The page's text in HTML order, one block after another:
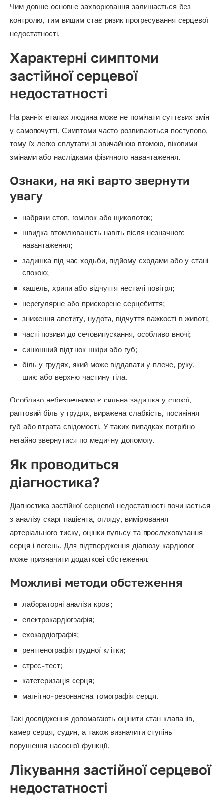
Чим довше основне захворювання залишається без
контролю, тим вищим стає ризик прогресування серцевої
недостатності.
Характерні симптоми
застійної серцевої
недостатності
На ранніх етапах людина може не помічати суттєвих змін
у самопочутті. Симптоми часто розвиваються поступово,
тому їх легко сплутати зі звичайною втомою, віковими
змінами або наслідками фізичного навантаження.
Ознаки, на які варто звернути
увагу
набряки стоп, гомілок або щиколоток;
швидка втомлюваність навіть після незначного
навантаження;
задишка під час ходьби, підйому сходами або у стані
спокою;
кашель, хрипи або відчуття нестачі повітря;
нерегулярне або прискорене серцебиття;
зниження апетиту, нудота, відчуття важкості в животі;
часті позиви до сечовипускання, особливо вночі;
синюшний відтінок шкіри або губ;
біль у грудях, який може віддавати у плече, руку,
шию або верхню частину тіла.
Особливо небезпечними є сильна задишка у спокої,
раптовий біль у грудях, виражена слабкість, посиніння
губ або втрата свідомості. У таких випадках потрібно
негайно звернутися по медичну допомогу.
Як проводиться
діагностика?
Діагностика застійної серцевої недостатності починається
з аналізу скарг пацієнта, огляду, вимірювання
артеріального тиску, оцінки пульсу та прослуховування
серця і легень. Для підтвердження діагнозу кардіолог
може призначити додаткові обстеження.
Можливі методи обстеження
лабораторні аналізи крові;
електрокардіографія;
ехокардіографія;
рентгенографія грудної клітки;
стрес-тест;
катетеризація серця;
магнітно-резонансна томографія серця.
Такі дослідження допомагають оцінити стан клапанів,
камер серця, судин, а також визначити ступінь
порушення насосної функції.
Лікування застійної серцевої
недостатності